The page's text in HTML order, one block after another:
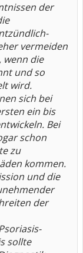
der
vermeiden
wenn die
und so
wird.
sich bei
ein bis
Bei
schon
zu
kommen.
und die
der
sollte